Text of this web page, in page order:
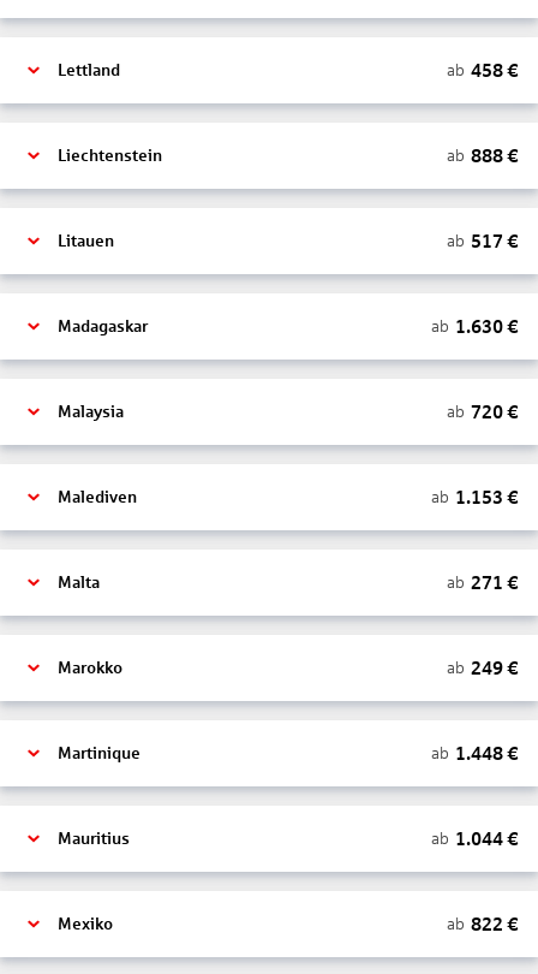
Lettland ab 458€
Liechtenstein ab 888€
Litauen ab 517 €
Madagaskar ab 1.630€
Malaysia ab 720€
Malediven ab 1.153 €
Malta ab 271 €
Marokko ab 249€
Martinique ab 1.448€
Mauritius ab 1.044€
Mexiko ab 822 €